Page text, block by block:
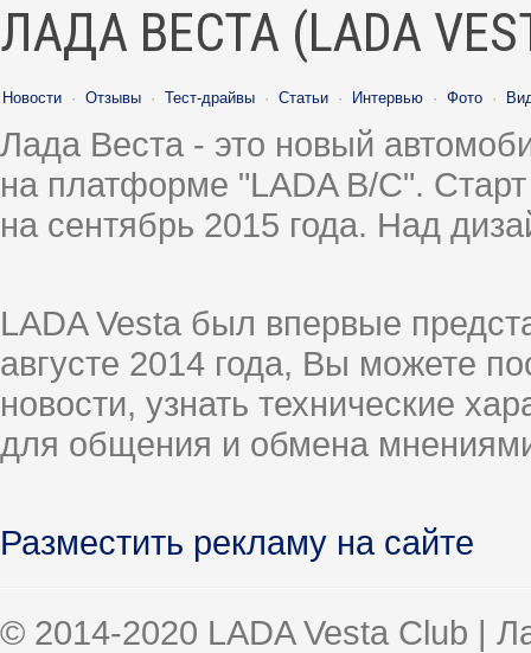
ЛАДА ВЕСТА (LADA
Новости · Отзывы · Тест-драйвы · Статьи · Интервью · Фото ·
Лада Веста - это новый
на платформе "LADA B/C".
на сентябрь 2015 года. Над
LADA Vesta был впервые
августе 2014 года, Вы можете
новости, узнать технические
для общения и обмена
Разместить рекламу на сайте
© 2014-2020 LADA Vesta Club |